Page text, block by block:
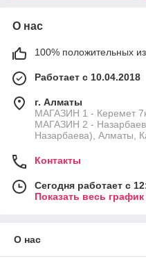
О нас
100% положительных
Работает с 10.04.2018
г. Алматы
МАГАЗИН 1 - Керемет
МАГАЗИН 2 -
Назарбаева), Алматы,
Контакты
Сегодня работает с
Показать весь
О нас